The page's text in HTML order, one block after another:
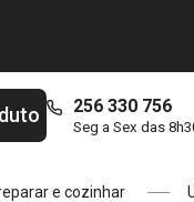
256 330 756
Seg a Sex das
e cozinhar